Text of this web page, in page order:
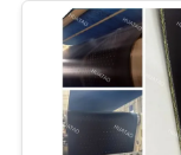
SITE
PRIVACY
POLICY